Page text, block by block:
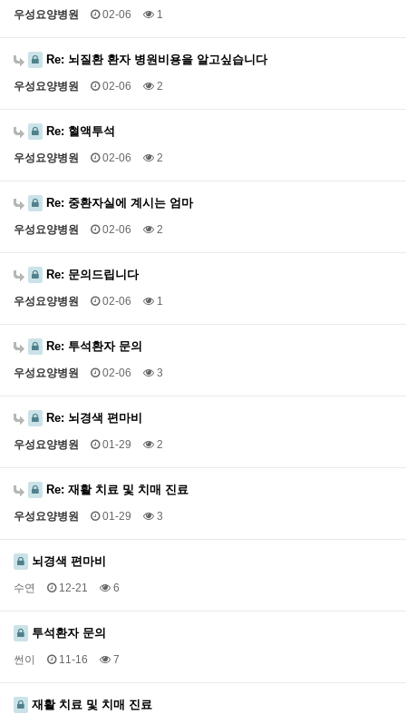
우성요양병원 02-06 1
Re: 뇌질환 환자 병원비용을 알고싶습니다
우성요양병원 02-06 2
Re: 혈액투석
우성요양병원 02-06 2
Re: 중환자실에 계시는 엄마
우성요양병원 02-06 2
Re: 문의드립니다
우성요양병원 02-06 1
Re: 투석환자 문의
우성요양병원 02-06 3
Re: 뇌경색 편마비
우성요양병원 01-29 2
Re: 재활 치료 및 치매 진료
우성요양병원 01-29 3
뇌경색 편마비
수연 12-21 6
투석환자 문의
썬이 11-16 7
재활 치료 및 치매 진료